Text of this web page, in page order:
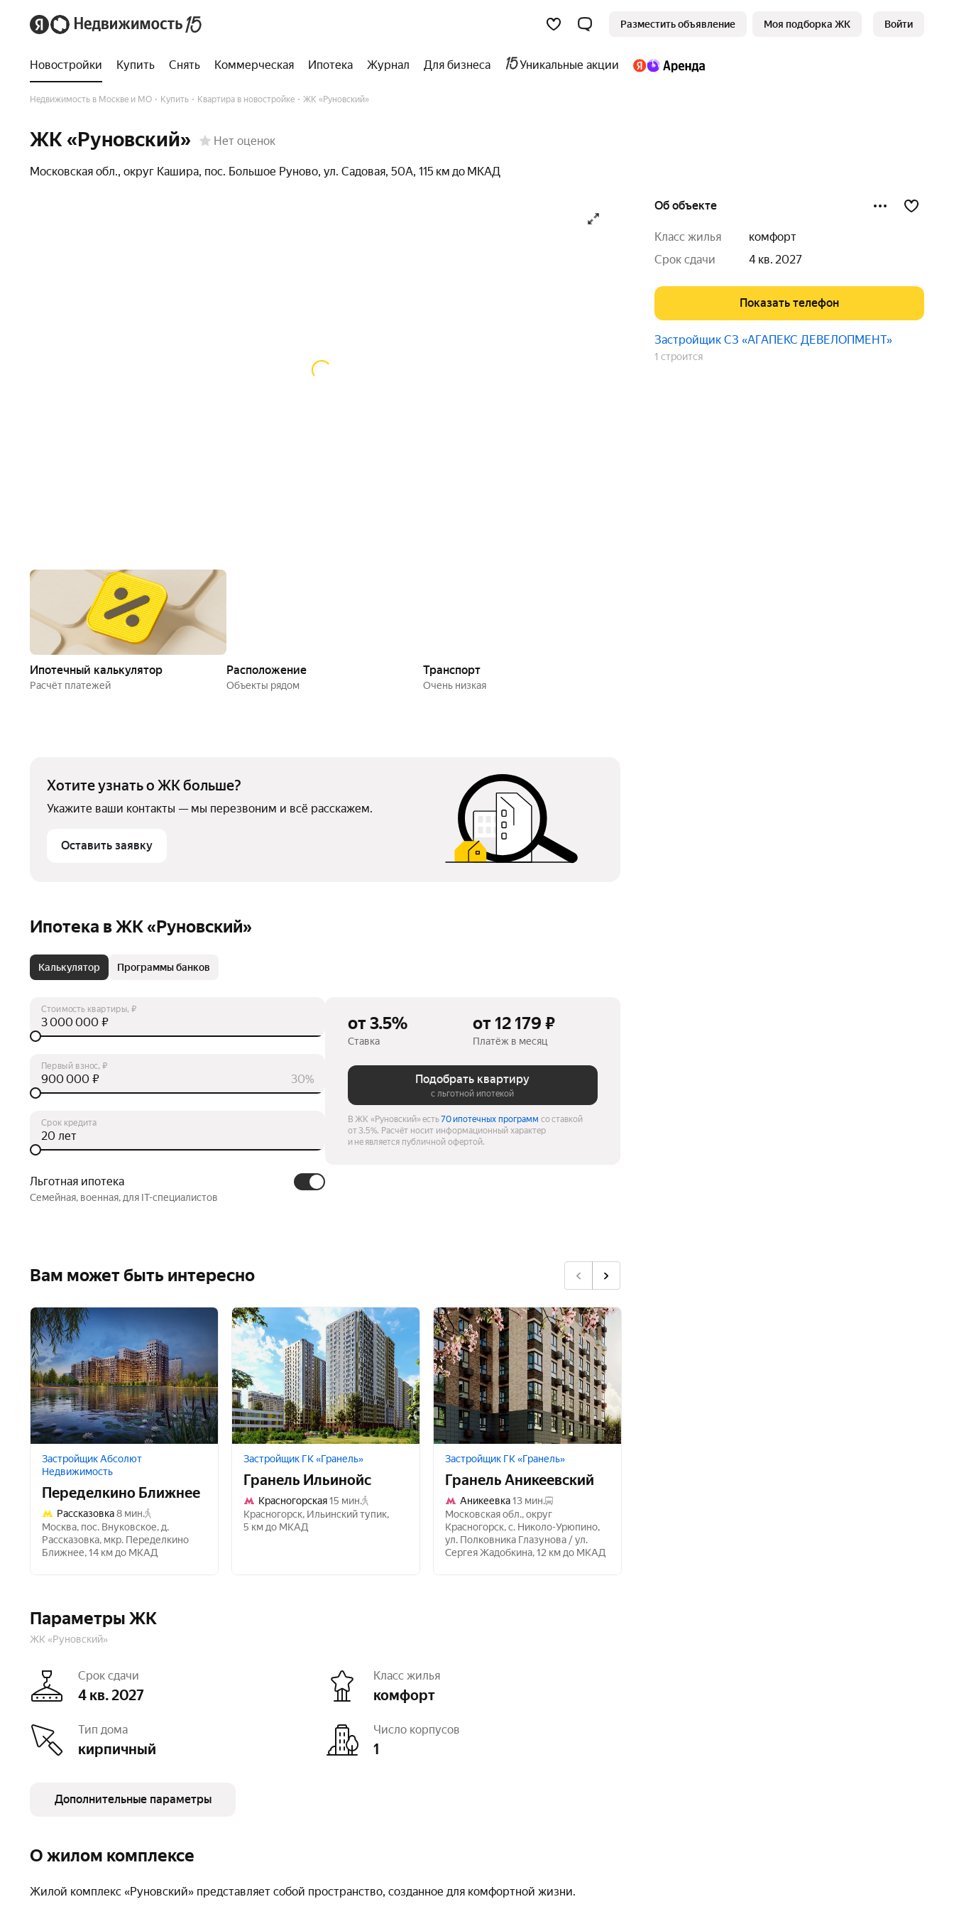
Разместить объявление Моя подборка ЖК Войти
Новостройки Купить Снять Коммерческая Ипотека Журнал Для бизнеса Уникальные акции
Недвижимость в Москве и МО Купить Квартира в новостройке ЖК «Руновский»
ЖК «Руновский» Нет оценок
Московская обл., округ Кашира, пос. Большое Руново, ул. Садовая, 50А, 115 км до МКАД
Ипотечный калькулятор
Расчёт платежей
Расположение
Объекты рядом
Транспорт
очень низкая
Хотите узнать о ЖК больше?
Укажите ваши контакты — мы перезвоним и всё расскажем.
Оставить заявку
Ипотека в ЖК «Руновский»
Калькулятор Программы банков
Стоимость квартиры, ₽
₽
Первый взнос, ₽
30%
₽
Срок кредита
лет
Льготная ипотека
Семейная, военная, для IT-специалистов
от 3.5%
Ставка
от 12 179 ₽
Платёж в месяц
Подобрать квартиру
с льготной ипотекой
В ЖК «Руновский» есть70 ипотечных программ со ставкой
от 3.5%. Расчёт носит информационный характер
и не является публичной офертой.
Вам может быть интересно
Застройщик Абсолют
Недвижимость
Переделкино Ближнее
Рассказовка8 мин.
Москва, пос. Внуковское, д.
Рассказовка, мкр. Переделкино
Ближнее,14 км до МКАД
Застройщик ГК «Гранель»
Гранель Ильинойс
Красногорская15 мин.
Красногорск, Ильинский тупик,
5 км до МКАД
Застройщик ГК «Гранель»
Гранель Аникеевский
Аникеевка 13 мин.
Московская обл.,округ
Красногорск,с. Николо-Урюпино,
ул. Полковника Глазунова / ул.
Сергея Жадобкина,12 км до МКАД
Параметры ЖК
ЖК «Руновский»
Срок сдачи
4 кв. 2027
Класс жилья
комфорт
Тип дома
кирпичный
Число корпусов
1
Высота потолков
3 м
Число квартир
36 Безбарьерная среда
есть
Дополнительные параметры
О жилом комплексе
Жилой комплекс «Руновский» представляет собой пространство, созданное для комфортной жизни.
Об объекте
класс жилья
комфорт
срок сдачи
4 кв. 2027
Показать телефон
Застройщик СЗ «АГАПЕКС ДЕВЕЛОПМЕНТ»
1 строится